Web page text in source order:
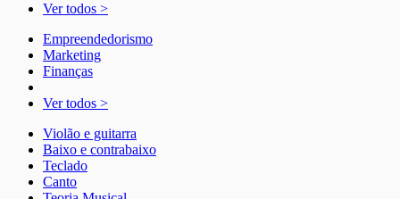
Ver todos >
Empreendedorismo
Marketing
Finanças
Ver todos >
Violão e guitarra
Baixo e contrabaixo
Teclado
Canto